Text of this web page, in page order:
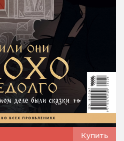
Купить